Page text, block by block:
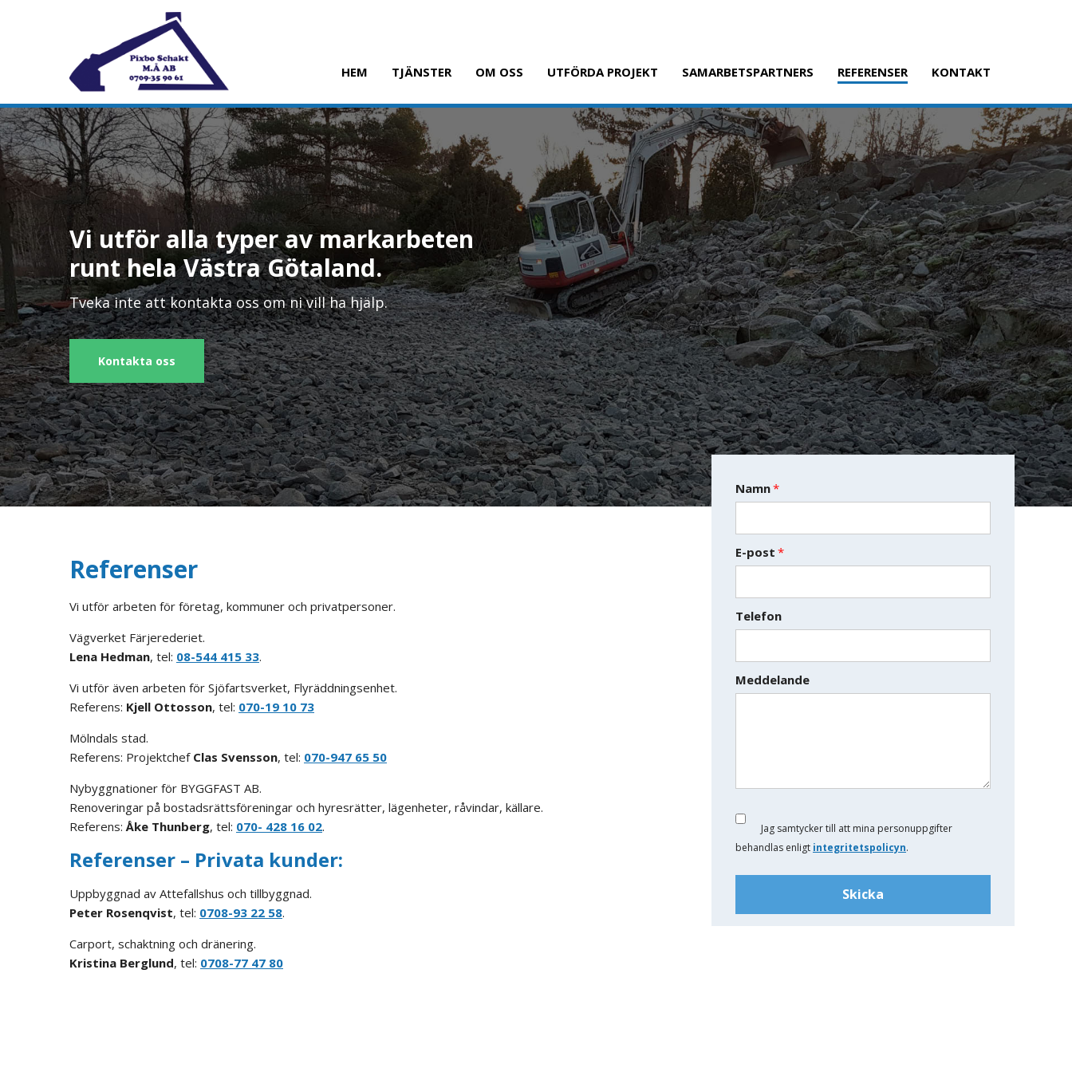
HEM TJÄNSTER OM OSS UTFÖRDA PROJEKT SAMARBETSPARTNERS REFERENSER KONTAKT
Vi utför alla typer av markarbeten
runt hela Västra Götaland.
Tveka inte att kontakta oss om ni vill ha hjälp.
Kontakta oss
Referenser
Vi utför arbeten för företag, kommuner och privatpersoner.
Vägverket Färjerederiet.
Lena Hedman, tel: 08-544 415 33.
Vi utför även arbeten för Sjöfartsverket, Flyräddningsenhet.
Referens: Kjell Ottosson, tel: 070-19 10 73
Mölndals stad.
Referens: ProjektchefClas Svensson, tel: 070-947 65 50
Nybyggnationer för BYGGFAST AB.
Renoveringar på bostadsrättsföreningar och hyresrätter, lägenheter, råvindar, källare.
Referens:Åke Thunberg, tel: 070- 428 16 02.
Referenser – Privata kunder:
Uppbyggnad av Attefallshus och tillbyggnad.
Peter Rosenqvist, tel: 0708-93 22 58.
Carport, schaktning och dränering.
Kristina Berglund, tel: 0708-77 47 80
Namn*
E-post *
Telefon
Meddelande
Jag samtycker till att mina personuppgifter
behandlas enligt integritetspolicyn.